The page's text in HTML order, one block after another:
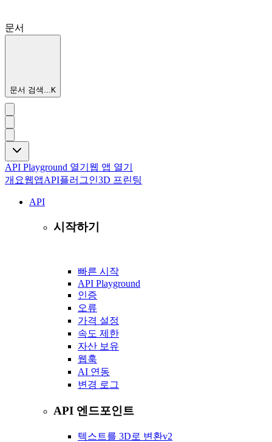
문서
문서 검색...K
API Playground 열기 웹 앱 열기
개요웹앱API플러그인3D 프린팅
API
시작하기
빠른 시작
API Playground
인증
오류
가격 설정
속도 제한
자산 보유
웹훅
AI 연동
변경 로그
API 엔드포인트
텍스트를 3D로 변환v2